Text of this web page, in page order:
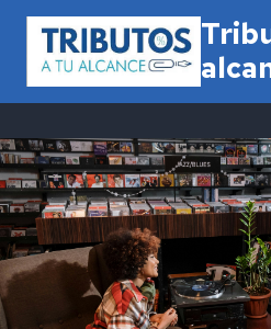
Saltar
contenido